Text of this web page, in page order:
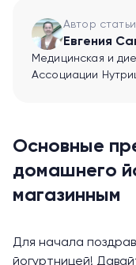
Автор статьи
Евгения
Медицинская и
Ассоциации
Основные
домашнего
магазинным
Для начала
йогуртницей!